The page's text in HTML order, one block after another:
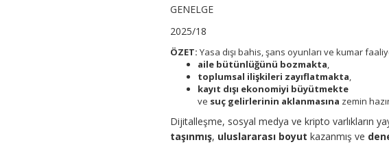
GENELGE
2025/18
ÖZET:Yasa dışı bahis, şans oyunları ve kumar
aile bütünlüğünü bozmakta,
toplumsal ilişkileri zayıflatmakta,
kayıt dışı ekonomiyi büyütmekte
ve suç gelirlerinin aklanmasına zemin
Dijitalleşme, sosyal medya ve kripto varlıkların
taşınmış, uluslararası boyut kazanmış ve